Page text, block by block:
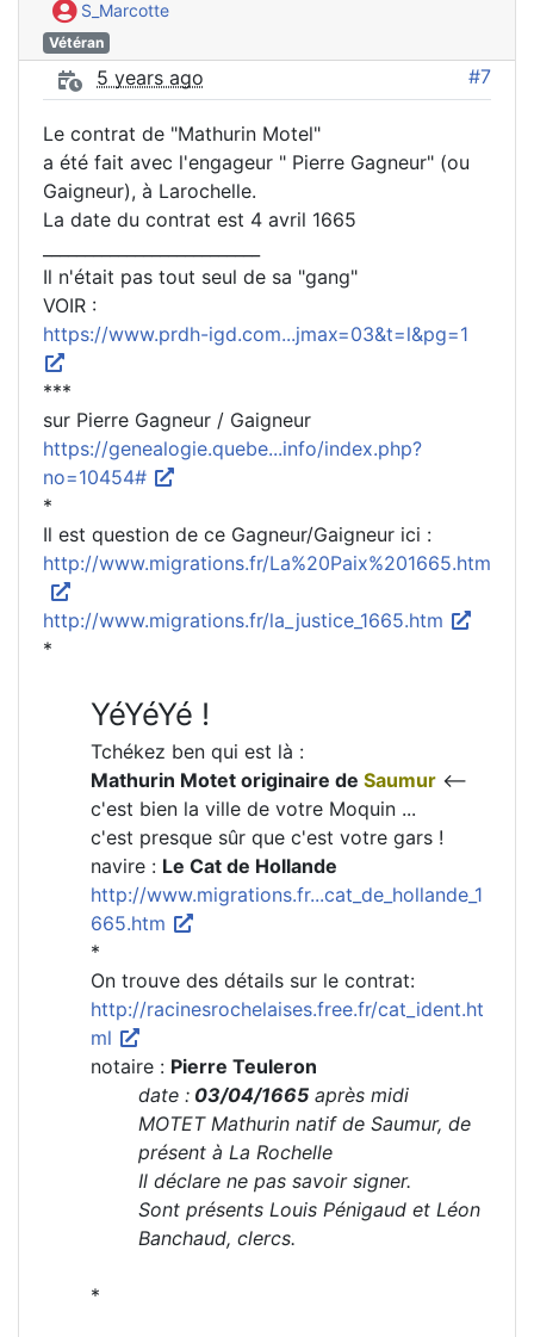
S_Marcotte
Vétéran
5 years ago #7
Le contrat de "Mathurin Motel"
a été fait avec l'engageur " Pierre Gagneur" (ou
Gaigneur), à Larochelle.
La date du contrat est 4 avril 1665
Il n'était pas tout seul de sa "gang"
VOIR :
https://www.prdh-igd.com...jmax=03&t=l&pg=1
***
sur Pierre Gagneur / Gaigneur
https://genealogie.quebe...info/index.php?
no=10454#
*
Il est question de ce Gagneur/Gaigneur ici :
http://www.migrations.fr/La%20Paix%201665.htm
http://www.migrations.fr/la_justice_1665.htm
*
YéYéYé !
Tchékez ben qui est là :
Mathurin Motet originaire de Saumur <--
c'est bien la ville de votre Moquin ...
c'est presque sûr que c'est votre gars !
navire : Le Cat de Hollande
http://www.migrations.fr...cat_de_hollande_1
665.htm
*
On trouve des détails sur le contrat:
http://racinesrochelaises.free.fr/cat_ident.ht
ml
notaire : Pierre Teuleron
date : 03/04/1665 après midi
MOTET Mathurin natif de Saumur, de
présent à La Rochelle
Il déclare ne pas savoir signer.
Sont présents Louis Pénigaud et Léon
Banchaud, clercs.
*